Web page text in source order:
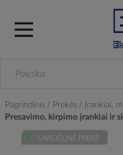
Pagrindinis Prekės
Įrankiai,
Presavimo, kirpimo įrankiai ir